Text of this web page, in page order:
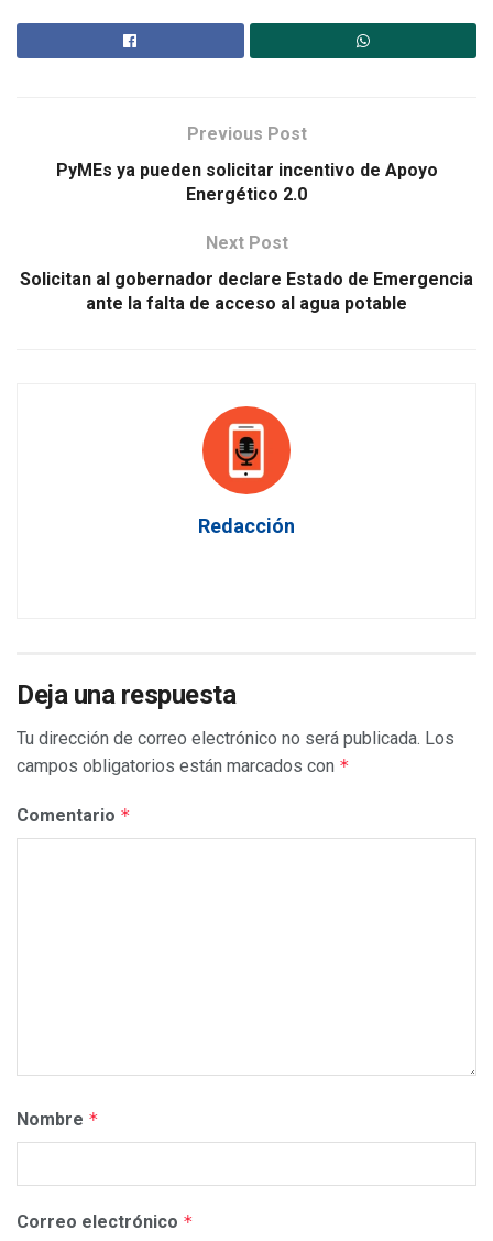
Previous Post
PyMEs ya pueden solicitar incentivo de Apoyo
Energético 2.0
Next Post
Solicitan al gobernador declare Estado de Emergencia
ante la falta de acceso al agua potable
Redacción
Deja una respuesta
Tu dirección de correo electrónico no será publicada. Los
campos obligatorios están marcados con *
Comentario *
Nombre *
Correo electrónico *